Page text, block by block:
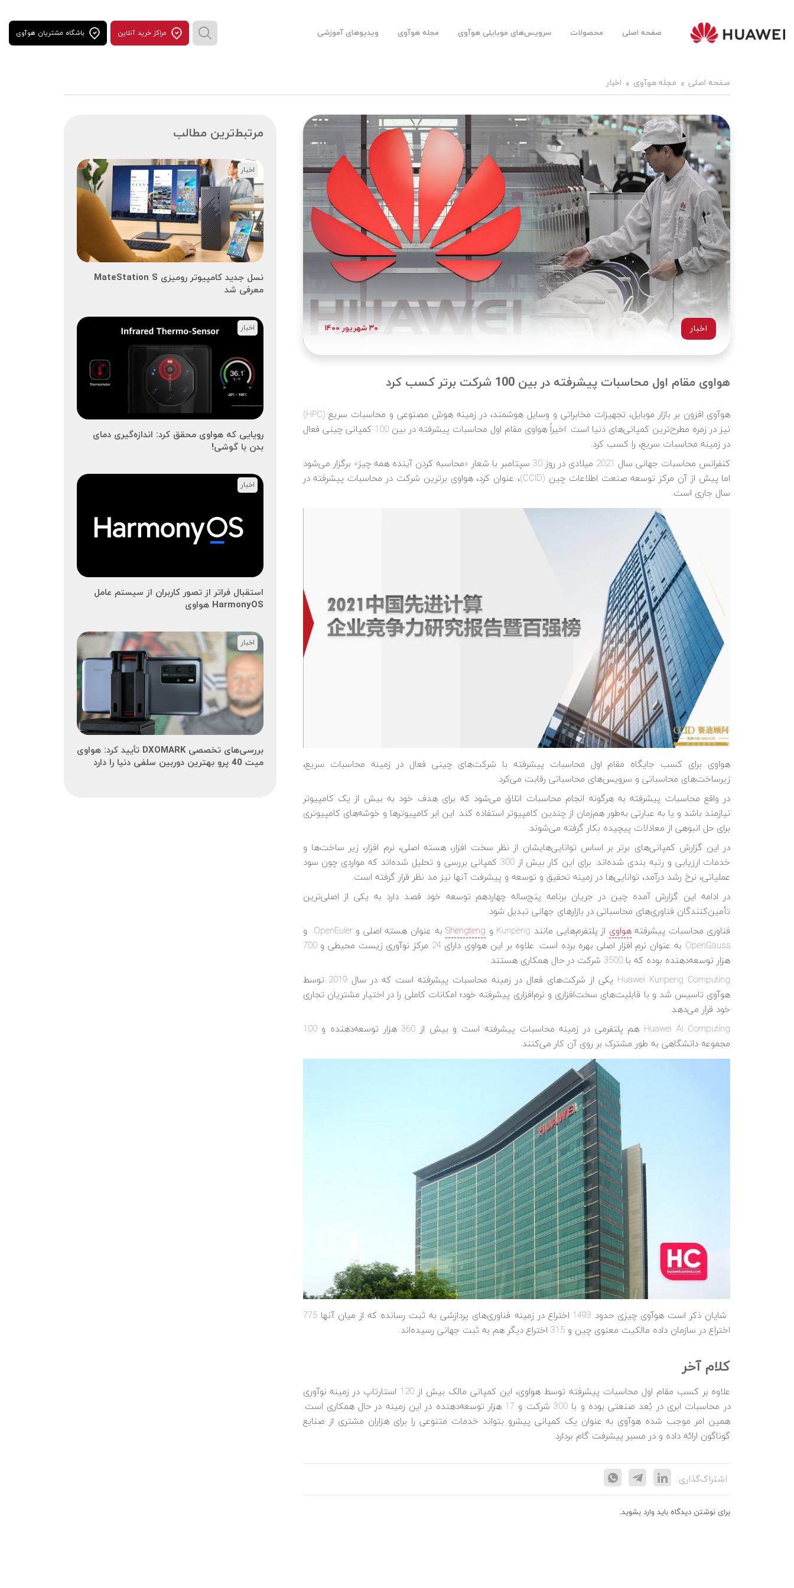
موبایل
مراكز خريد آنلاين باشگاه مشتریان هوآوی صفحه اصلی محصولات سرویس‌های موبایلی هوآوی مجله هوآوی ویدیوهای آموزشی
صفحه اصلی مجله هوآوی اخبار
۳۰ شهریور ۱۴۰۰ اخبار
هواوی مقام اول محاسبات پیشرفته در بین 100 شرکت برتر کسب کرد
هوآوی افزون بر بازار موبایل، تجهیزات مخابراتی و وسایل هوشمند، در زمینه هوش مصنوعی و محاسبات سریع (HPC)
نیز در زمره مطرح‌ترین کمپانی‌های دنیا است. اخیراً هواوی مقام اول محاسبات پیشرفته در بین 100 کمپانی چینی فعال
در زمینه محاسبات سریع، را کسب کرد.
کنفرانس محاسبات جهانی سال 2021 میلادی در روز 30 سپتامبر با شعار «محاسبه کردن آینده همه چیز» برگزار می‌شود
اما پیش از آن مرکز توسعه صنعت اطلاعات چین (CCID)، عنوان کرد، هواوی برترین شرکت در محاسبات پیشرفته در
سال جاری است.
هواوی برای کسب جایگاه مقام اول محاسبات پیشرفته با شرکت‌های چینی فعال در زمینه محاسبات سریع،
زیرساخت‌های محاسباتی و سرویس‌های محاسباتی رقابت می‌کرد.
در واقع محاسبات پیشرفته به هرگونه انجام محاسبات اتلاق می‌شود که برای هدف خود به بیش از یک کامپیوتر
نیازمند باشد و یا به عبارتی به‌طور هم‌زمان از چندین کامپیوتر استفاده کند. این ابر کامپیوترها و خوشه‌های کامپیوتری
برای حل انبوهی از معادلات پیچیده بکار گرفته می‌شوند.
در این گزارش کمپانی‌های برتر بر اساس توانایی‌هایشان از نظر سخت افزار، هسته اصلی، نرم افزار، زیر ساخت‌ها و
خدمات ارزیابی و رتبه بندی شده‌اند. برای این کار بیش از 300 کمپانی بررسی و تحلیل شده‌اند که مواردی چون سود
عملیاتی، نرخ رشد درآمد، توانایی‌ها در زمینه تحقیق و توسعه و پیشرفت آنها نیز مد نظر قرار گرفته است.
در ادامه این گزارش آمده چین در جریان برنامه پنج‌ساله چهاردهم توسعه خود قصد دارد به یکی از اصلی‌ترین
تأمین‌کنندگان فناوری‌های محاسباتی در بازارهای جهانی تبدیل شود.
فناوری محاسبات پیشرفتههواوی از پلتفرم‌هایی مانند Kunpeng و Shengteng
به عنوان هسته اصلی و OpenEuler و
OpenGauss به عنوان نرم افزار اصلی بهره برده است. علاوه بر این هواوی دارای 24 مرکز نوآوری زیست محیطی و 700
هزار توسعه‌دهنده بوده که با 3500 شرکت در حال همکاری هستند.
Huawei Kunpeng Computing یکی از شرکت‌های فعال در زمینه محاسبات پیشرفته است که در سال 2019 توسط
هوآوی تاسیس شد و با قابلیت‌های سخت‌افزاری و نرم‌افزاری پیشرفته خود؛ امکانات کاملی را در اختیار مشتریان تجاری
خود قرار می‌دهد.
Huawei AI Computing هم پلتفرمی در زمینه محاسبات پیشرفته است و بیش از 360 هزار توسعه‌دهنده و 100
مجموعه دانشگاهی به طور مشترک بر روی آن کار می‌کنند.
شایان ذکر است هوآوی چیزی حدود 1493 اختراع در زمینه فناوری‌های پردازشی به ثبت رسانده که از میان آنها 775
اختراع در سازمان داده مالکیت معنوی چین و 315 اختراع دیگر هم به ثبت جهانی رسیده‌اند.
کلام آخر
علاوه بر کسب مقام اول محاسبات پیشرفته توسط هواوی، این کمپانی مالک بیش از 120 استارتاپ در زمینه نوآوری
در محاسبات ابری در بُعد صنعتی بوده و با 300 شرکت و 17 هزار توسعه‌دهنده در این زمینه در حال همکاری است.
همین امر موجب شده هوآوی به عنوان یک کمپانی پیشرو بتواند خدمات متنوعی را برای هزاران مشتری از صنایع
گوناگون ارائه داده و در مسیر پیشرفت گام بردارد.
اشتراک‌گذاری:
برای نوشتن دیدگاه باید وارد بشوید.
مرتبط‌ترین مطالب
نسل جدید کامپیوتر رومیزی MateStation S
معرفی شد
اخبار
رویایی که هواوی محقق کرد: اندازه‌گیری دمای
بدن با گوشی!
اخبار
استقبال فراتر از تصور کاربران از سیستم عامل
HarmonyOS هواوی
اخبار
بررسی‌های تخصصی DXOMARK‌ تأیید کرد: هواوی
میت 40 پرو بهترین دوربین سلفی دنیا را دارد
اخبار